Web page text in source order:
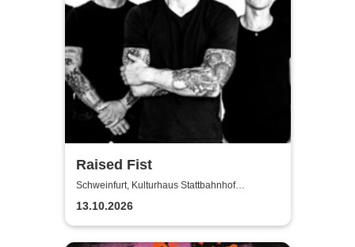
Raised Fist
Schweinfurt, Kulturhaus Stattbahnhof
Schweinfurt
13.10.2026